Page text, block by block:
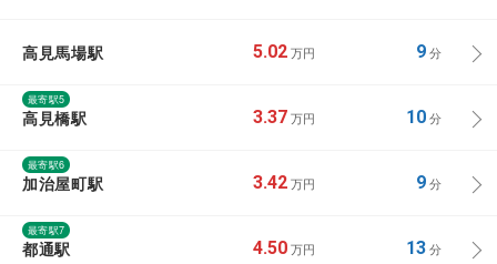
高見馬場駅 5.02 万円 9分
最寄駅5
高見橋駅 3.37 万円 10分
最寄駅6
加治屋町駅 3.42 万円 9分
最寄駅7
都通駅 4.50 万円 13分